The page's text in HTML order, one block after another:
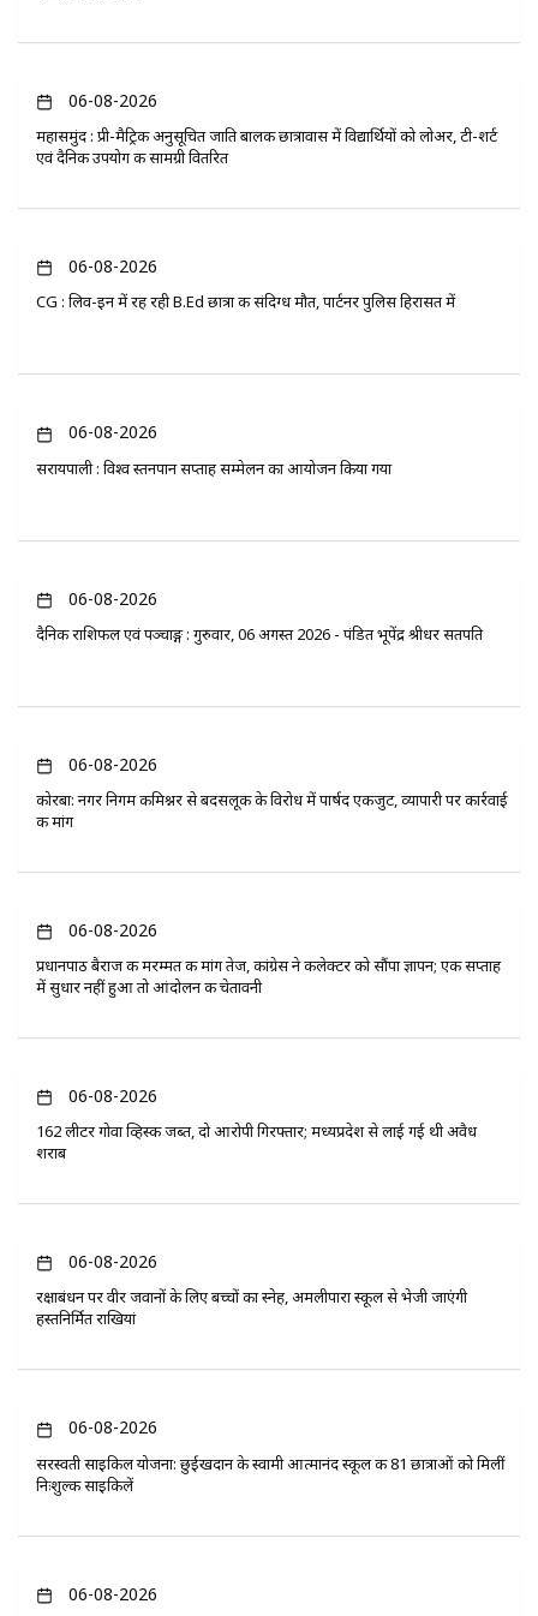
06-08-2026
महासमुंद : प्री-मैट्रिक अनुसूचित जाति बालक छात्रावास में विद्यार्थियों को लोअर, टी-शर्ट
एवं दैनिक उपयोग की सामग्री वितरित
06-08-2026
CG : लिव-इन में रह रही B.Ed छात्रा की संदिग्ध मौत, पार्टनर पुलिस हिरासत में
06-08-2026
सरायपाली : विश्व स्तनपान सप्ताह सम्मेलन का आयोजन किया गया
06-08-2026
दैनिक राशिफल एवं पञ्चाङ्ग : गुरुवार, 06 अगस्त 2026 - पंडित भूपेंद्र श्रीधर सतपति
06-08-2026
कोरबा: नगर निगम कमिश्नर से बदसलूकी के विरोध में पार्षद एकजुट, व्यापारी पर कार्रवाई
की मांग
06-08-2026
प्रधानपाठ बैराज की मरम्मत की मांग तेज, कांग्रेस ने कलेक्टर को सौंपा ज्ञापन; एक सप्ताह
में सुधार नहीं हुआ तो आंदोलन की चेतावनी
06-08-2026
162 लीटर गोवा व्हिस्की जब्त, दो आरोपी गिरफ्तार; मध्यप्रदेश से लाई गई थी अवैध
शराब
06-08-2026
रक्षाबंधन पर वीर जवानों के लिए बच्चों का स्नेह, अमलीपारा स्कूल से भेजी जाएंगी
हस्तनिर्मित राखियां
06-08-2026
सरस्वती साइकिल योजना: छुईखदान के स्वामी आत्मानंद स्कूल की 81 छात्राओं को मिलीं
निःशुल्क साइकिलें
06-08-2026